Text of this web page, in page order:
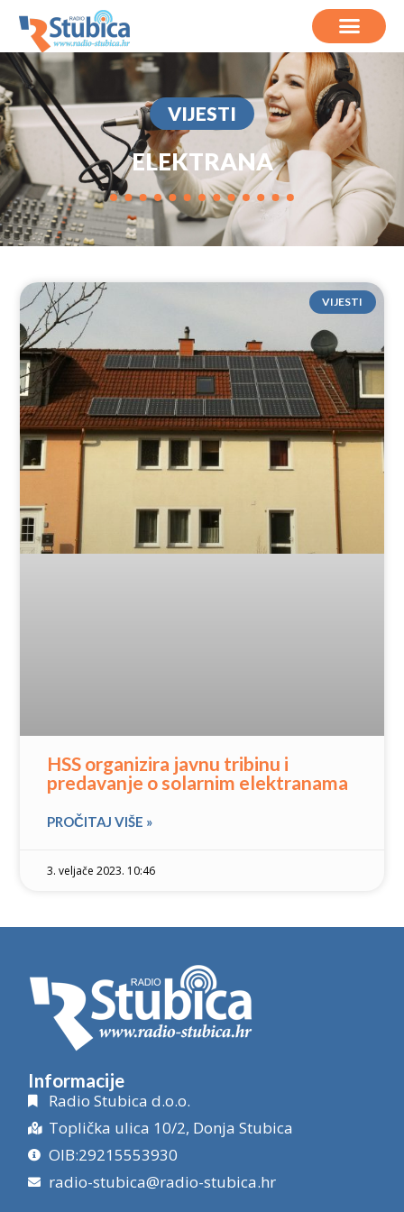
VIJESTI
ELEKTRANA
VIJESTI
HSS organizira javnu tribinu i
predavanje o solarnim elektranama
PROČITAJ VIŠE »
3. veljače 2023. 10:46
Informacije
Radio Stubica d.o.o.
Toplička ulica 10/2, Donja Stubica
OIB:29215553930
radio-stubica@radio-stubica.hr